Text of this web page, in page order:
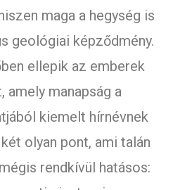
maga a hegység is
geológiai képződmény.
ellepik az emberek
amely manapság a
kiemelt hírnévnek
olyan pont, ami talán
rendkívül hatásos: